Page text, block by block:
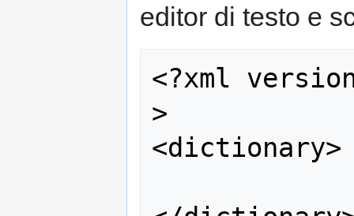
editor di testo e
<?xml
>
<dictionary>